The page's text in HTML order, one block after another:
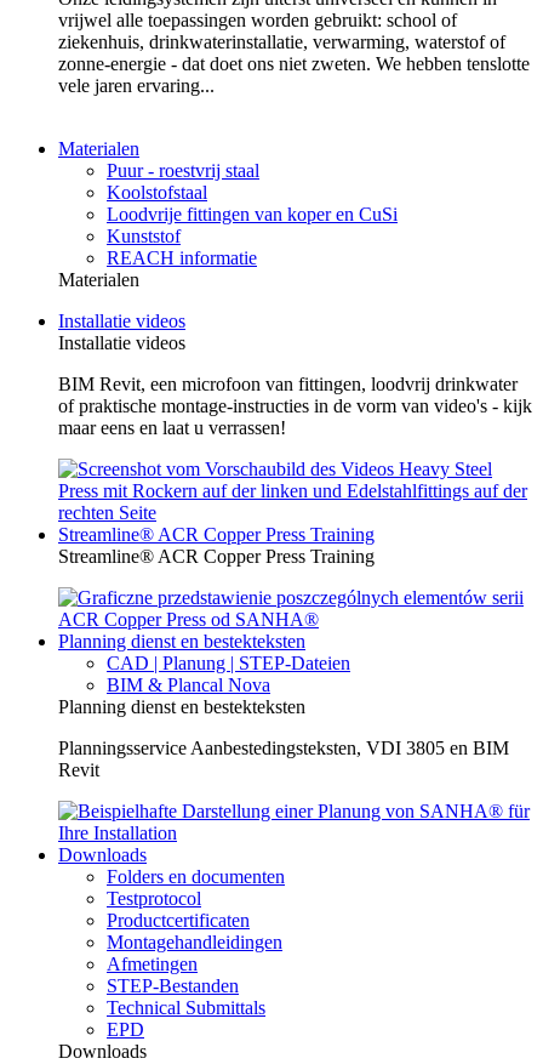
vrijwel alle toepassingen worden gebruikt: school of
ziekenhuis, drinkwaterinstallatie, verwarming, waterstof of
zonne-energie - dat doet ons niet zweten. We hebben tenslotte
vele jaren ervaring...
Materialen
Puur - roestvrij staal
Koolstofstaal
Loodvrije fittingen van koper en CuSi
Kunststof
REACH informatie
Materialen
Installatie videos
Installatie videos
BIM Revit, een microfoon van fittingen, loodvrij drinkwater
of praktische montage-instructies in de vorm van video's - kijk
maar eens en laat u verrassen!
Streamline® ACR Copper Press Training
Streamline® ACR Copper Press Training
Planning dienst en bestekteksten
CAD | Planung | STEP-Dateien
BIM & Plancal Nova
Planning dienst en bestekteksten
Planningsservice Aanbestedingsteksten, VDI 3805 en BIM
Revit
Downloads
Folders en documenten
Testprotocol
Productcertificaten
Montagehandleidingen
Afmetingen
STEP-Bestanden
Technical Submittals
EPD
Downloads